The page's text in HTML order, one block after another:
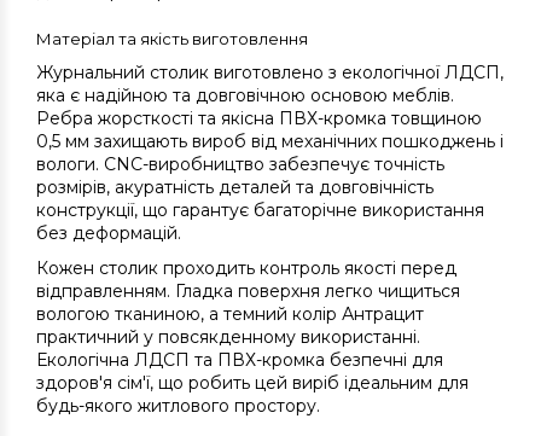
Матеріал та якість виготовлення
Журнальний столик виготовлено з екологічної ЛДСП,
яка є надійною та довговічною основою меблів.
Ребра жорсткості та якісна ПВХ-кромка товщиною
0,5 мм захищають вироб від механічних пошкоджень і
вологи. CNC-виробництво забезпечує точність
розмірів, акуратність деталей та довговічність
конструкції, що гарантує багаторічне використання
без деформацій.
Кожен столик проходить контроль якості перед
відправленням. Гладка поверхня легко чищиться
вологою тканиною, а темний колір Антрацит
практичний у повсякденному використанні.
Екологічна ЛДСП та ПВХ-кромка безпечні для
здоров'я сім'ї, що робить цей виріб ідеальним для
будь-якого житлового простору.